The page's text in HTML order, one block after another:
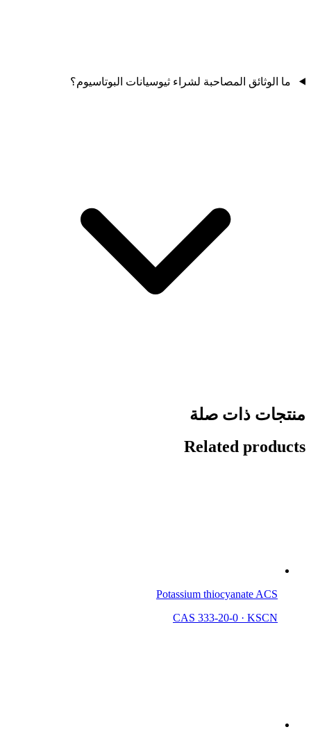
ما الوثائق المصاحبة لشراء ثيوسيانات البوتاسيوم؟
منتجات ذات صلة
Related products
Potassium thiocyanate ACS
CAS 333-20-0 · KSCN